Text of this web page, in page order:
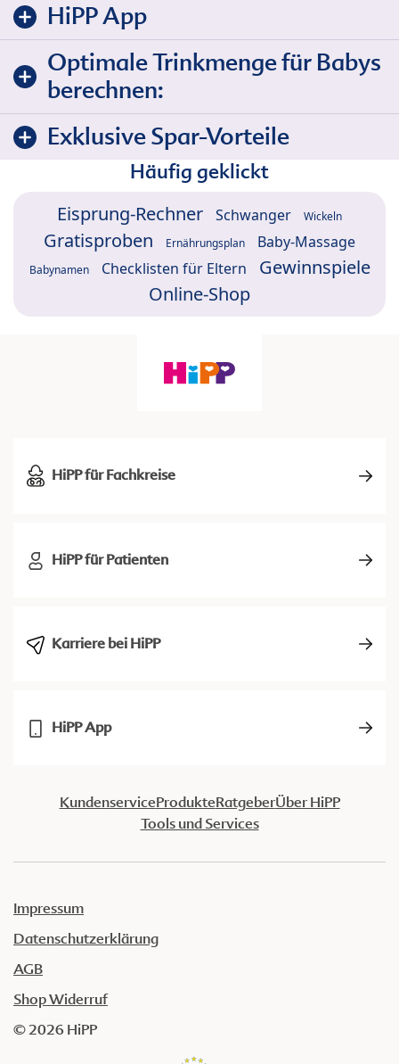
HiPP App
Optimale Trinkmenge für Babys
berechnen:
Exklusive Spar-Vorteile
Häufig geklickt
Eisprung-Rechner Schwanger Wickeln
Gratisproben Ernährungsplan Baby-Massage
Babynamen Checklisten für Eltern
Gewinnspiele
Online-Shop
HiPP für Fachkreise
HiPP für Patienten
Karriere bei HiPP
HiPP App
KundenserviceProdukteRatgeberÜber HiPP
Tools und Services
Impressum
Datenschutzerklärung
AGB
Shop Widerruf
© 2026 HiPP